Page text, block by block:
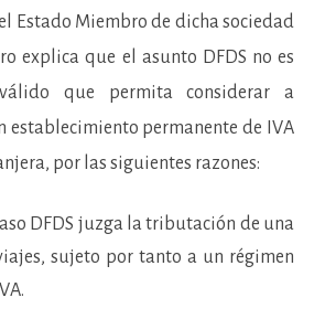
Estado Miembro de dicha sociedad
explica que el asunto DFDS no es
que permita considerar a
permanente de IVA
por las siguientes razones:
DFDS juzga la tributación de una
sujeto por tanto a un régimen